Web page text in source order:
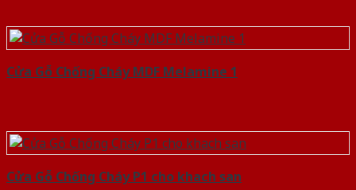
Cửa Gỗ Chống Cháy MDF Melamine 1
Cửa Gỗ Chống Cháy P1 cho khach san